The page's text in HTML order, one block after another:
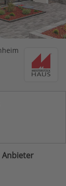
Anbieter